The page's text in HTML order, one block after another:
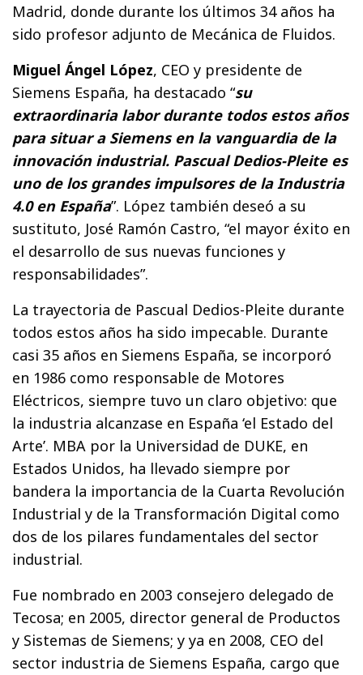
Madrid, donde durante los últimos 34 años ha
sido profesor adjunto de Mecánica de Fluidos.
Miguel Ángel López, CEO y presidente de
Siemens España, ha destacado “su
extraordinaria labor durante todos estos años
para situar a Siemens en la vanguardia de la
innovación industrial. Pascual Dedios-Pleite es
uno de los grandes impulsores de la Industria
4.0 en España”. López también deseó a su
sustituto, José Ramón Castro, “el mayor éxito en
el desarrollo de sus nuevas funciones y
responsabilidades”.
La trayectoria de Pascual Dedios-Pleite durante
todos estos años ha sido impecable. Durante
casi 35 años en Siemens España, se incorporó
en 1986 como responsable de Motores
Eléctricos, siempre tuvo un claro objetivo: que
la industria alcanzase en España ‘el Estado del
Arte’. MBA por la Universidad de DUKE, en
Estados Unidos, ha llevado siempre por
bandera la importancia de la Cuarta Revolución
Industrial y de la Transformación Digital como
dos de los pilares fundamentales del sector
industrial.
Fue nombrado en 2003 consejero delegado de
Tecosa; en 2005, director general de Productos
y Sistemas de Siemens; y ya en 2008, CEO del
sector industria de Siemens España, cargo que